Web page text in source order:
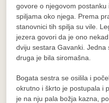
govore o njegovom
spiljama oko njega. Prema
stanovnici tih spilja su vile.
jezera govori da je ono
dviju sestara Gavanki.
druga je bila siromašna.
Bogata sestra se osilila i
okrutno i škrto je postupala i
je na nju pala božja kazna,